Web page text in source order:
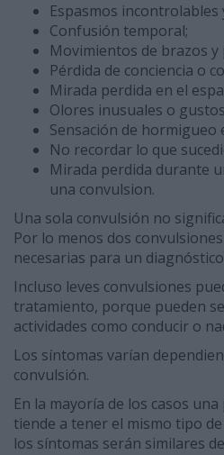
Espasmos incontrolables
Confusión temporal;
Movimientos de brazos y
Pérdida de conciencia o
Mirada perdida en el
Olores inusuales o
Sensación de hormigueo
No recordar lo que
Mirada perdida durante
una convulsion.
Una sola convulsión no
Por lo menos dos
necesarias para un
Incluso leves convulsiones
tratamiento, porque pueden
actividades como conducir o
Los síntomas varían
convulsión.
En la mayoría de los casos
tiende a tener el mismo tipo
los síntomas serán similares